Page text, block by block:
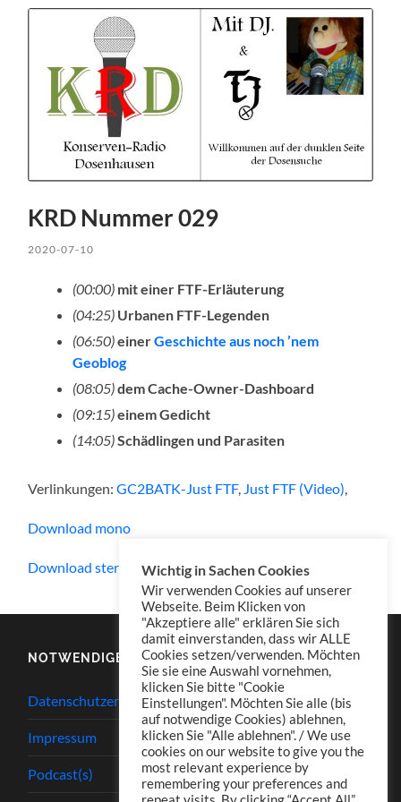
KRD Nummer 029
2020-07-10
(00:00) mit einer FTF-Erläuterung
(04:25) Urbanen FTF-Legenden
(06:50)einerGeschichte aus noch ’nem
Geoblog
(08:05)dem Cache-Owner-Dashboard
(09:15)einem Gedicht
(14:05)Schädlingen und Parasiten
Verlinkungen:GC2BATK-Just FTF, Just FTF (Video)
Download mono
Download stereo
NOTWENDIGES
Datenschutzerklärung
Impressum
Podcast(s)
Wichtig in Sachen Cookies
Wir verwenden Cookies auf unserer
Webseite. Beim Klicken von
"Akzeptiere alle" erklären Sie sich
damit einverstanden, dass wir ALLE
Cookies setzen/verwenden. Möchten
Sie sie eine Auswahl vornehmen,
klicken Sie bitte "Cookie
Einstellungen". Möchten Sie alle (bis
auf notwendige Cookies) ablehnen,
klicken Sie "Alle ablehnen". / We use
cookies on our website to give you the
most relevant experience by
remembering your preferences and